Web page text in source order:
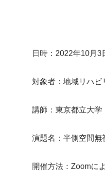
日時：2022年10月
対象者：地域リハ
講師：東京都立大学
演題名：半側空間無
開催方法：Zoomに